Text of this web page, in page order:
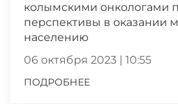
колымскими онкологами
перспективы в оказании
населению
06 октября 2023 | 10:55
ПОДРОБНЕЕ